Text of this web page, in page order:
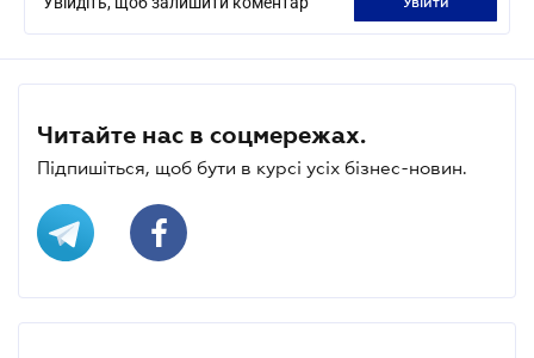
Читайте нас в соцмережах.
Підпишіться, щоб бути в курсі усіх бізнес-новин.